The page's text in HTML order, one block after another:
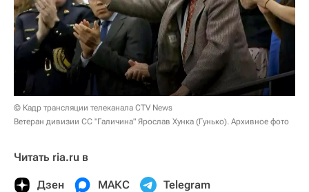
© Кадр трансляции телеканала CTV News
Ветеран дивизии СС "Галичина" Ярослав Хунка (Гунько). Архивное фото
Читать ria.ru в
Дзен МАКС Telegram